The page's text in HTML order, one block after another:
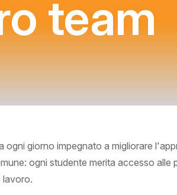
team
giorno impegnato a migliorare
ogni studente merita accesso alle
lavoro.